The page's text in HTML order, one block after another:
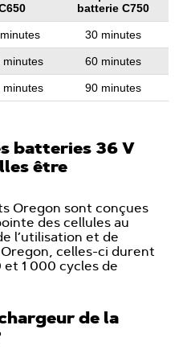
batterie C750
30 minutes
minutes 60 minutes
minutes 90 minutes
batteries 36 V
être
Oregon sont conçues
des cellules au
l’utilisation et de
celles-ci durent
1 000 cycles de
de la